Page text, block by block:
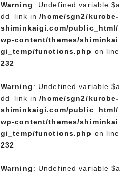
Warning: Undefined variable $a
dd_link in/home/sgn2/kurobe-
shiminkaigi.com/public_html/
wp-content/themes/shiminkai
gi_temp/functions.php on line
232
Warning: Undefined variable $a
dd_link in/home/sgn2/kurobe-
shiminkaigi.com/public_html/
wp-content/themes/shiminkai
gi_temp/functions.php on line
232
Warning: Undefined variable $a